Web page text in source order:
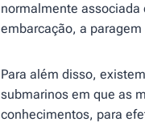
normalmente
embarcação, a
Para além disso,
submarinos em que as
conhecimentos, para